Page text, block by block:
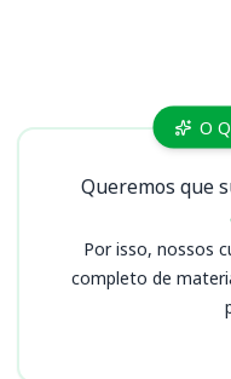
Cursos O
Queremos que
Por isso, nossos
completo de